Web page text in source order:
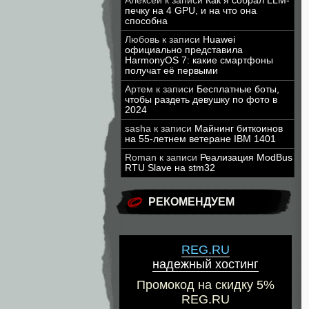
печку на 4 GPU, и на что она
способна
Любовь к записи Huawei
официально представила
HarmonyOS 7: какие смартфоны
получат её первыми
Артем к записи Бесплатные боты,
чтобы раздеть девушку по фото в
2024
sasha к записи Майнинг биткоинов
на 55-летнем ветеране IBM 1401
Roman к записи Реализация ModBus
RTU Slave на stm32
РЕКОМЕНДУЕМ
REG.RU
надежный хостинг
Промокод на скидку 5%
REG.RU